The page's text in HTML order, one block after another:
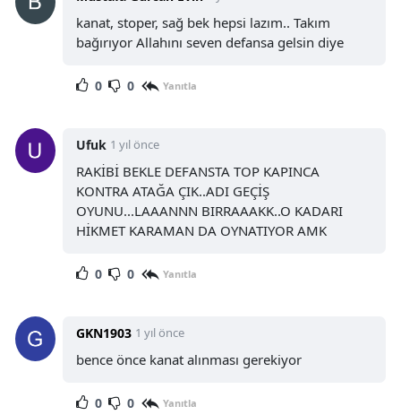
kanat, stoper, sağ bek hepsi lazım.. Takım
bağırıyor Allahını seven defansa gelsin diye
0 0 Yanıtla
Ufuk 1 yıl önce
RAKİBİ BEKLE DEFANSTA TOP KAPINCA
KONTRA ATAĞA ÇIK..ADI GEÇİŞ
OYUNU...LAAANNN BIRRAAAKK..O KADARI
HİKMET KARAMAN DA OYNATIYOR AMK
0 0 Yanıtla
GKN1903 1 yıl önce
bence önce kanat alınması gerekiyor
0 0 Yanıtla